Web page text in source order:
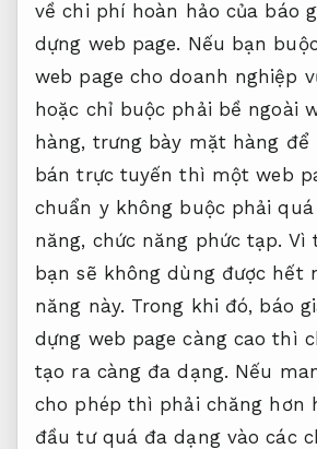
về chi phí hoàn hảo của báo
dựng web page. Nếu bạn
web page cho doanh nghiệp
hoặc chỉ buộc phải bề ngoài
hàng, trưng bày mặt hàng để
bán trực tuyến thì một web
chuẩn y không buộc phải
năng, chức năng phức tạp. Vì
bạn sẽ không dùng được hết
năng này. Trong khi đó, báo
dựng web page càng cao thì
tạo ra càng đa dạng. Nếu
cho phép thì phải chăng hơn
đầu tư quá đa dạng vào các